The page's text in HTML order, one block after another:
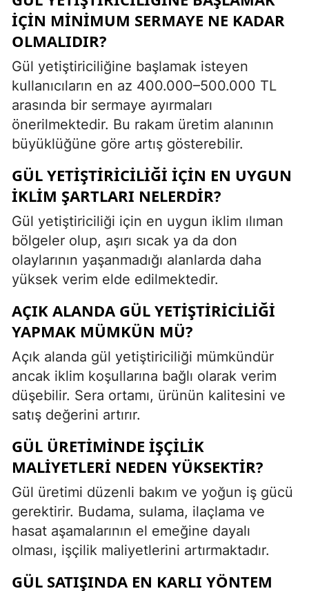
IÇIN MINIMUM SERMAYE NE KADAR
OLMALIDIR?
Gül yetiştiriciliğine başlamak isteyen
kullanıcıların en az 400.000–500.000 TL
arasında bir sermaye ayırmaları
önerilmektedir. Bu rakam üretim alanının
büyüklüğüne göre artış gösterebilir.
GÜL YETIŞTIRICILIĞI IÇIN EN UYGUN
IKLIM ŞARTLARI NELERDIR?
Gül yetiştiriciliği için en uygun iklim ılıman
bölgeler olup, aşırı sıcak ya da don
olaylarının yaşanmadığı alanlarda daha
yüksek verim elde edilmektedir.
AÇIK ALANDA GÜL YETIŞTIRICILIĞI
YAPMAK MÜMKÜN MÜ?
Açık alanda gül yetiştiriciliği mümkündür
ancak iklim koşullarına bağlı olarak verim
düşebilir. Sera ortamı, ürünün kalitesini ve
satış değerini artırır.
GÜL ÜRETIMINDE IŞÇILIK
MALIYETLERI NEDEN YÜKSEKTIR?
Gül üretimi düzenli bakım ve yoğun iş gücü
gerektirir. Budama, sulama, ilaçlama ve
hasat aşamalarının el emeğine dayalı
olması, işçilik maliyetlerini artırmaktadır.
GÜL SATIŞINDA EN KARLI YÖNTEM